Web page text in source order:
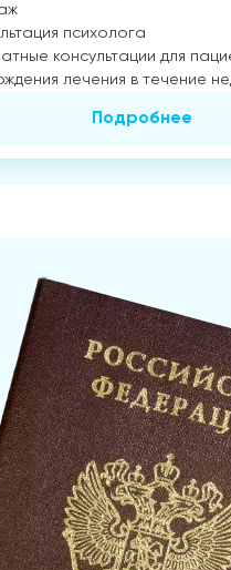
психолога
консультации для
лечения в течение
Подробнее